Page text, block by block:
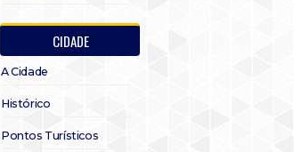
CIDADE
A Cidade
Histórico
Pontos Turísticos